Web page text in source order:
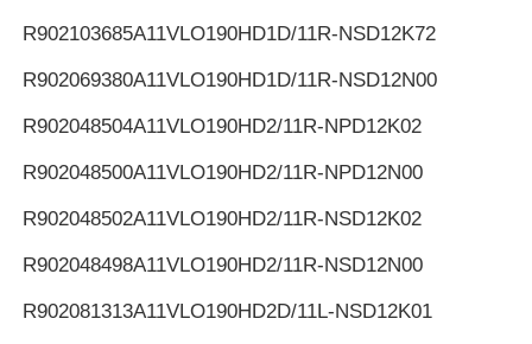
R902103685A11VLO190HD1D/11R-NSD12K72
R902069380A11VLO190HD1D/11R-NSD12N00
R902048504A11VLO190HD2/11R-NPD12K02
R902048500A11VLO190HD2/11R-NPD12N00
R902048502A11VLO190HD2/11R-NSD12K02
R902048498A11VLO190HD2/11R-NSD12N00
R902081313A11VLO190HD2D/11L-NSD12K01